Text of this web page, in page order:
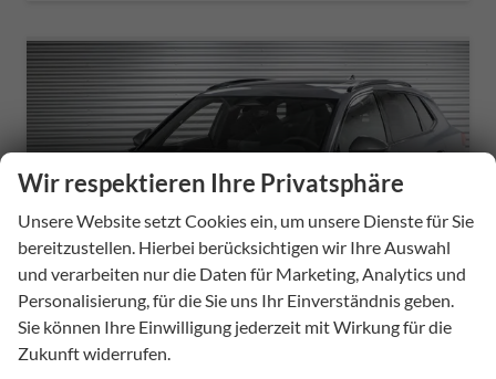
ab 405,– € mtl.
Wir respektieren Ihre Privatsphäre
Unsere Website setzt Cookies ein, um unsere Dienste für Sie
bereitzustellen. Hierbei berücksichtigen wir Ihre Auswahl
und verarbeiten nur die Daten für Marketing, Analytics und
Personalisierung, für die Sie uns Ihr Einverständnis geben.
Sie können Ihre Einwilligung jederzeit mit Wirkung für die
Zukunft widerrufen.